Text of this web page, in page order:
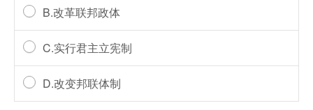
B.改革联邦政体
C.实行君主立宪制
D.改变邦联体制